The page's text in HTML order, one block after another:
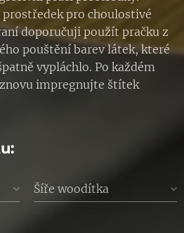
pro choulostivé
doporučuji použít pračku z
pouštění barev látek, které
vypláchlo. Po každém
impregnujte štítek
Šíře woodítka